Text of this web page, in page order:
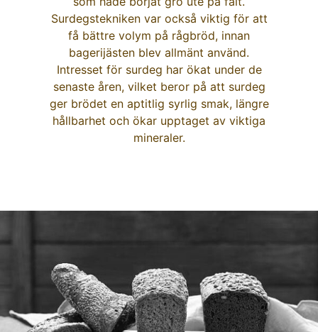
Surdegstekniken var också viktig för att
få bättre volym på rågbröd, innan
bagerijästen blev allmänt använd.
Intresset för surdeg har ökat under de
senaste åren, vilket beror på att surdeg
ger brödet en aptitlig syrlig smak, längre
hållbarhet och ökar upptaget av viktiga
mineraler.